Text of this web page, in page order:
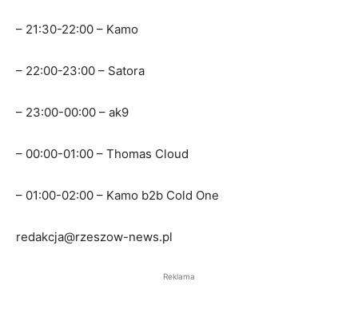
– 21:30-22:00 – Kamo
– 22:00-23:00 – Satora
– 23:00-00:00 – ak9
– 00:00-01:00 – Thomas Cloud
– 01:00-02:00 – Kamo b2b Cold One
redakcja@rzeszow-news.pl
Reklama